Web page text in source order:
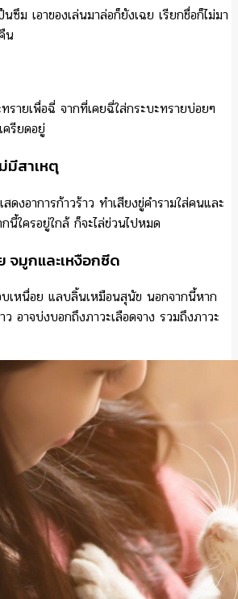
นซึม เอาของเล่นมาล่อก็ยังเฉย เรียกชื่อก็ไม่มา
น
รายเพื่อฉี่ จากที่เคยฉี่ใส่กระบะทรายบ่อยๆ
ครียดอยู่
มีสาเหตุ
ดงอาการก้าวร้าว ทำเสียงขู่คำรามใส่คนและ
นี้ใครอยู่ใกล้ ก็จะไล่ข่วนไปหมด
จมูกและเหงือกซีด
บเหนื่อย แลบลิ้นเหมือนสุนัข นอกจากนี้หาก
อาจบ่งบอกถึงภาวะเลือดจาง รวมถึงภาวะ